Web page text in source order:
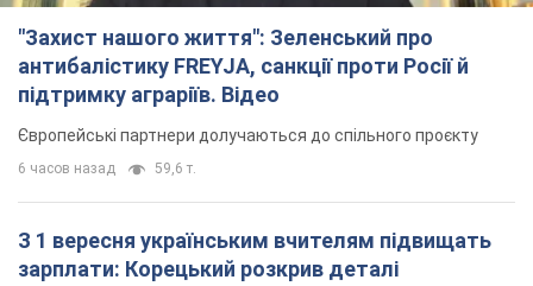
"Захист нашого життя": Зеленський про
антибалістику FREYJA, санкції проти Росії й
підтримку аграріїв. Відео
Європейські партнери долучаються до спільного проєкту
6 часов назад 59,6 т.
З 1 вересня українським вчителям підвищать
зарплати: Корецький розкрив деталі